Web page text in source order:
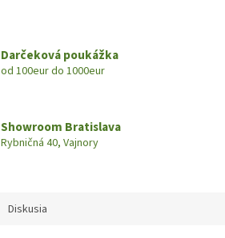
Darčeková poukážka
od 100eur do 1000eur
Showroom Bratislava
Rybničná 40, Vajnory
Diskusia